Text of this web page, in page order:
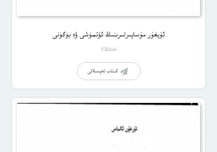
ئۇيغۇر مۇساپىرلىرىنىڭ ئۆتمۈشى ۋە بۈگۈنى
Elkitab
كىتاب تەپسىلاتى